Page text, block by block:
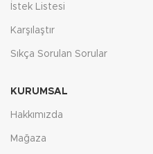
İstek Listesi
Karşılaştır
Sıkça Sorulan Sorular
KURUMSAL
Hakkımızda
Mağaza